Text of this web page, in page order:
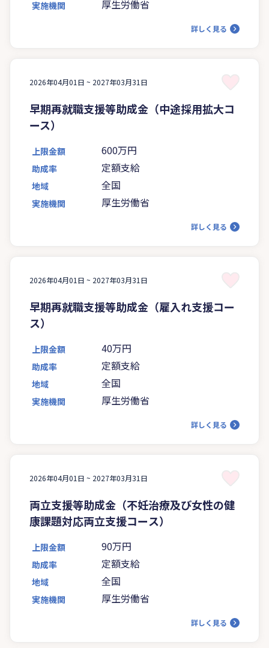
実施機関 厚生労働省
詳しく見る
2026年04月01日 ~ 2027年03月31日
早期再就職支援等助成金（中途採用拡大コ
ース）
上限金額 600万円
助成率 定額支給
地域 全国
実施機関 厚生労働省
詳しく見る
2026年04月01日 ~ 2027年03月31日
早期再就職支援等助成金（雇入れ支援コー
ス）
上限金額 40万円
助成率 定額支給
地域 全国
実施機関 厚生労働省
詳しく見る
2026年04月01日 ~ 2027年03月31日
両立支援等助成金（不妊治療及び女性の健
康課題対応両立支援コース）
上限金額 90万円
助成率 定額支給
地域 全国
実施機関 厚生労働省
詳しく見る